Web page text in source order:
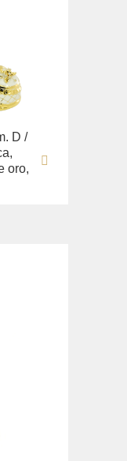
D /
oro,